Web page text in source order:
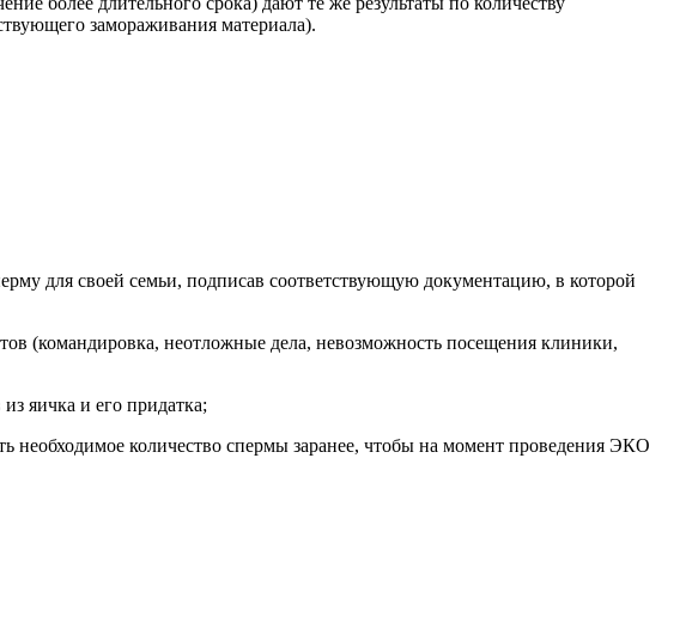
замораживания материала).
для своей семьи, подписав соответствующую документацию, в которой
(командировка, неотложные дела, невозможность посещения клиники,
яичка и его придатка;
необходимое количество спермы заранее, чтобы на момент проведения ЭКО